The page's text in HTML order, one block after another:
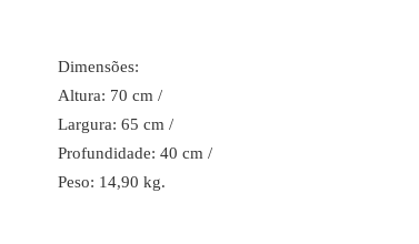
Dimensões:
Altura: 70 cm /
Largura: 65 cm /
Profundidade: 40 cm /
Peso: 14,90 kg.